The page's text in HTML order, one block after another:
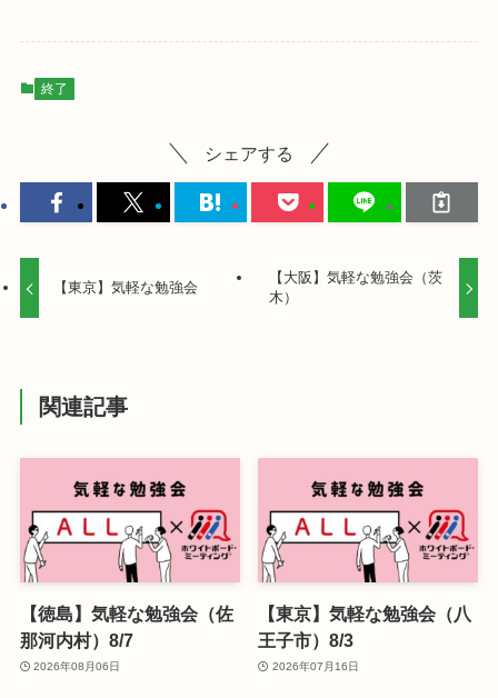
終了
シェアする
【東京】気軽な勉強会
【大阪】気軽な勉強会（茨
木）
関連記事
【徳島】気軽な勉強会（佐
那河内村）8/7
2026年08月06日
【東京】気軽な勉強会（八
王子市）8/3
2026年07月16日